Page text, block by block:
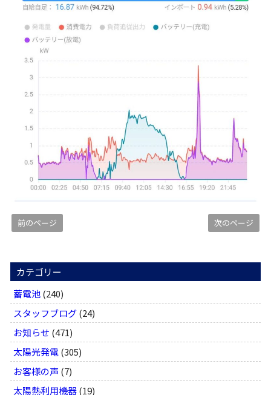
前のページ 次のページ
カテゴリー
蓄電池(240)
スタッフブログ(24)
お知らせ (471)
太陽光発電(305)
お客様の声 (7)
太陽熱利用機器(19)